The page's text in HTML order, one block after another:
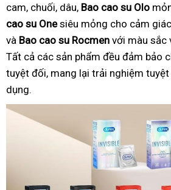
cam, chuối, dâu, Bao cao su Olo
cao su Onesiêu mỏng cho cảm
và Bao cao su Rocmen với màu sắc
Tất cả các sản phẩm đều đảm bảo
tuyệt đối, mang lại trải nghiệm
dụng.